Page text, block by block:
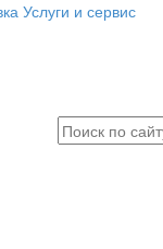
Услуги и сервис